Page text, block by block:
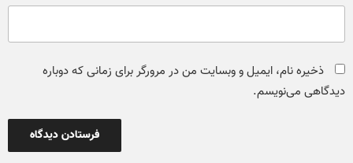
ذخیره نام، ایمیل و وبسایت من در مرورگر برای زمانی که دوباره
دیدگاهی می‌نویسم.